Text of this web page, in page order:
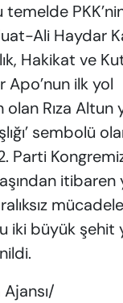
temelde
Ali Haydar
Hakikat ve
ilk yol
Rıza Altun
sembolü
Parti
itibaren
iki büyük şehit